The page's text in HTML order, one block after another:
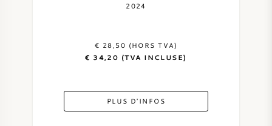
2024
€ 28,50 (HORS TVA)
€ 34,20 (TVA INCLUSE)
PLUS D'INFOS